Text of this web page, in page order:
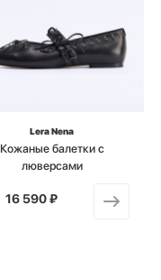
Lera Nena
Кожаные балетки с
люверсами
от
16 590 ₽